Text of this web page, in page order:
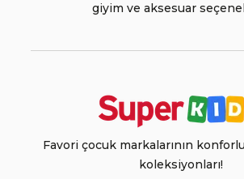
giyim ve aksesuar
Favori çocuk markalarının
koleksiyonları!